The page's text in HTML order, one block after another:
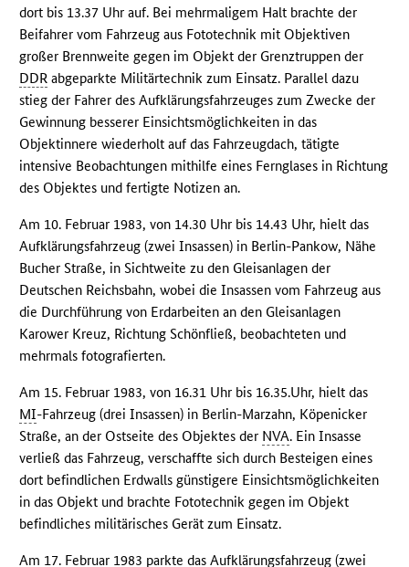
dort bis 13.37 Uhr auf. Bei mehrmaligem Halt brachte der
Beifahrer vom Fahrzeug aus Fototechnik mit Objektiven
großer Brennweite gegen im Objekt der Grenztruppen der
DDR abgeparkte Militärtechnik zum Einsatz. Parallel dazu
stieg der Fahrer des Aufklärungsfahrzeuges zum Zwecke der
Gewinnung besserer Einsichtsmöglichkeiten in das
Objektinnere wiederholt auf das Fahrzeugdach, tätigte
intensive Beobachtungen mithilfe eines Fernglases in Richtung
des Objektes und fertigte Notizen an.
Am 10. Februar 1983, von 14.30 Uhr bis 14.43 Uhr, hielt das
Aufklärungsfahrzeug (zwei Insassen) in Berlin-Pankow, Nähe
Bucher Straße, in Sichtweite zu den Gleisanlagen der
Deutschen Reichsbahn, wobei die Insassen vom Fahrzeug aus
die Durchführung von Erdarbeiten an den Gleisanlagen
Karower Kreuz, Richtung Schönfließ, beobachteten und
mehrmals fotografierten.
Am 15. Februar 1983, von 16.31 Uhr bis 16.35.Uhr, hielt das
MI-Fahrzeug (drei Insassen) in Berlin-Marzahn, Köpenicker
Straße, an der Ostseite des Objektes der NVA. Ein Insasse
verließ das Fahrzeug, verschaffte sich durch Besteigen eines
dort befindlichen Erdwalls günstigere Einsichtsmöglichkeiten
in das Objekt und brachte Fototechnik gegen im Objekt
befindliches militärisches Gerät zum Einsatz.
Am 17. Februar 1983 parkte das Aufklärungsfahrzeug (zwei